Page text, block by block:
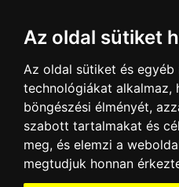
Az oldal sütiket
Az oldal sütiket és egyéb
technológiákat alkalmaz,
böngészési élményét,
szabott tartalmakat és
meg, és elemzi a
megtudjuk honnan